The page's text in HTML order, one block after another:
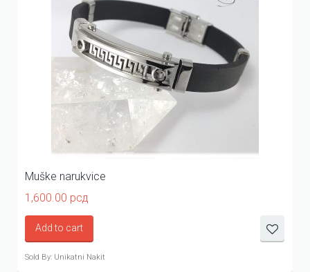
Muške narukvice
1,600.00 рсд
Add to cart
Sold By: Unikatni Nakit